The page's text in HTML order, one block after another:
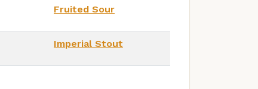
Fruited Sour
Imperial Stout